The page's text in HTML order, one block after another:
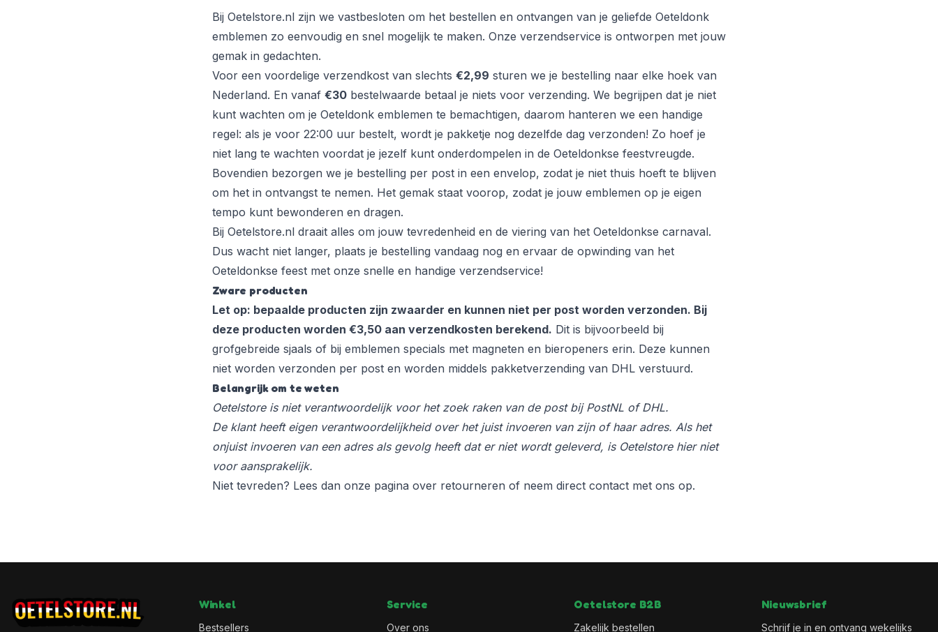
Bij Oetelstore.nl zijn we vastbesloten om het bestellen en ontvangen van je geliefde Oeteldonk
emblemen zo eenvoudig en snel mogelijk te maken. Onze verzendservice is ontworpen met jouw
gemak in gedachten.
Voor een voordelige verzendkost van slechts €2,99 sturen we je bestelling naar elke hoek van
Nederland. En vanaf €30 bestelwaarde betaal je niets voor verzending. We begrijpen dat je niet
kunt wachten om je Oeteldonk emblemen te bemachtigen, daarom hanteren we een handige
regel: als je voor 22:00 uur bestelt, wordt je pakketje nog dezelfde dag verzonden! Zo hoef je
niet lang te wachten voordat je jezelf kunt onderdompelen in de Oeteldonkse feestvreugde.
Bovendien bezorgen we je bestelling per post in een envelop, zodat je niet thuis hoeft te blijven
om het in ontvangst te nemen. Het gemak staat voorop, zodat je jouw emblemen op je eigen
tempo kunt bewonderen en dragen.
Bij Oetelstore.nl draait alles om jouw tevredenheid en de viering van het Oeteldonkse carnaval.
Dus wacht niet langer, plaats je bestelling vandaag nog en ervaar de opwinding van het
Oeteldonkse feest met onze snelle en handige verzendservice!
Zware producten
Let op: bepaalde producten zijn zwaarder en kunnen niet per post worden verzonden. Bij
deze producten worden €3,50 aan verzendkosten berekend. Dit is bijvoorbeeld bij
grofgebreide sjaals of bij emblemen specials met magneten en bieropeners erin. Deze kunnen
niet worden verzonden per post en worden middels pakketverzending van DHL verstuurd.
Belangrijk om te weten
Oetelstore is niet verantwoordelijk voor het zoek raken van de post bij PostNL of DHL.
De klant heeft eigen verantwoordelijkheid over het juist invoeren van zijn of haar adres. Als het
onjuist invoeren van een adres als gevolg heeft dat er niet wordt geleverd, is Oetelstore hier niet
voor aansprakelijk.
Niet tevreden? Lees dan onze pagina over retourneren of neem direct contact met ons op.
Winkel
Bestsellers
Service
Over ons
Oetelstore B2B
Zakelijk bestellen
Nieuwsbrief
Schrijf je in en ontvang wekelijks